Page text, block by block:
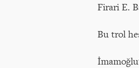
Firari E.
Bu trol